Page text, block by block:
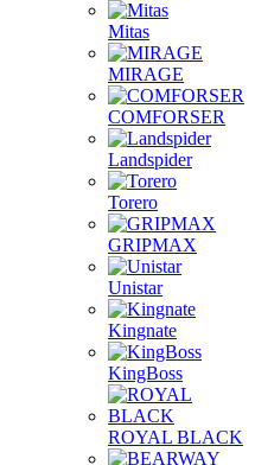
Mitas
MIRAGE
COMFORSER
Landspider
Torero
GRIPMAX
Unistar
Kingnate
KingBoss
ROYAL BLACK